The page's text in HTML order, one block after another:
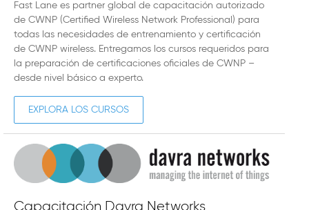
Fast Lane es partner global de capacitación autorizado
de CWNP (Certified Wireless Network Professional) para
todas las necesidades de entrenamiento y certificación
de CWNP wireless. Entregamos los cursos requeridos para
la preparación de certificaciones oficiales de CWNP –
desde nivel básico a experto.
EXPLORA LOS CURSOS
Capacitación Davra Networks